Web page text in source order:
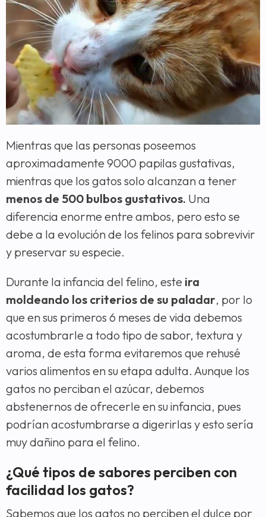
Mientras que las personas poseemos
aproximadamente 9000 papilas gustativas,
mientras que los gatos solo alcanzan a tener
menos de 500 bulbos gustativos. Una
diferencia enorme entre ambos, pero esto se
debe a la evolución de los felinos para sobrevivir
y preservar su especie.
Durante la infancia del felino, este ira
moldeando los criterios de su paladar, por lo
que en sus primeros 6 meses de vida debemos
acostumbrarle a todo tipo de sabor, textura y
aroma, de esta forma evitaremos que rehusé
varios alimentos en su etapa adulta. Aunque los
gatos no perciban el azúcar, debemos
abstenernos de ofrecerle en su infancia, pues
podrían acostumbrarse a digerirlas y esto sería
muy dañino para el felino.
¿Qué tipos de sabores perciben con
facilidad los gatos?
Sabemos que los gatos no perciben el dulce por